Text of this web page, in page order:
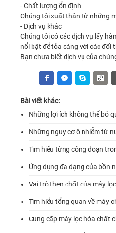
- Chất lượng ổn định
Chúng tôi xuất thân từ những
- Dịch vụ khác
Chúng tôi có các dịch vụ lấy
nổi bật để tỏa sáng với các đối
Bạn chưa biết dịch vụ của
Bài viết khác:
Những lợi ích không thể bỏ
Những nguy cơ ô nhiễm từ
Tìm hiểu từng công đoạn
Ứng dụng đa dạng của bồn
Vai trò then chốt của máy
Tìm hiểu tổng quan về máy
Cung cấp máy lọc hóa chất